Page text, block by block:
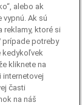
alebo ak
Ak sú
reklamy, ktoré si
prípade potreby
kedykoľvek
kliknete na
internetovej
časti
na náš